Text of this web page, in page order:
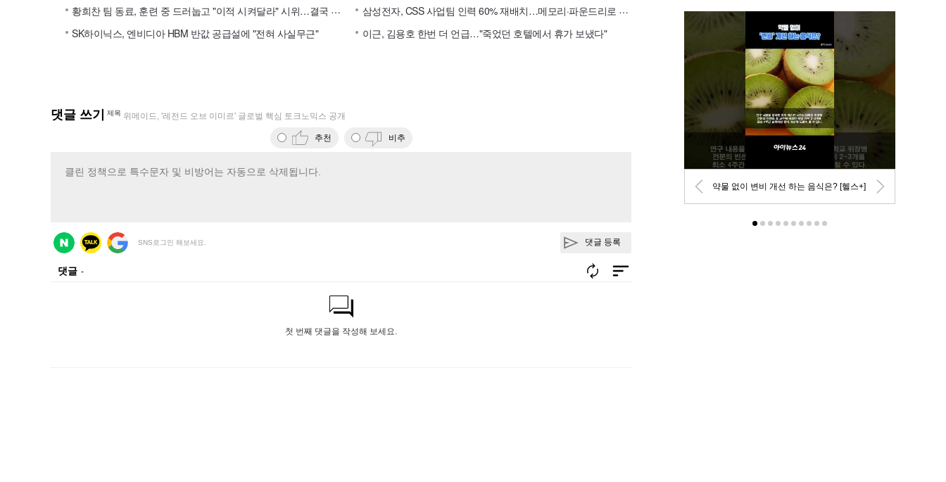
황
희찬 팀 동료, 훈련 중 드러눕고 "이적 시켜달라" 시위…결국 팀 훈련까지 취소
SK하이닉스, 엔비디아 HBM 반값 공급설에 "전혀 사실무근"
삼
성전자, CSS 사업팀 인력 60% 재배치…메모리·파운드리로 이동
이근, 김용호 한번 더 언급…"죽었던 호텔에서 휴가 보냈다"
댓글 쓰기 제목 위메이드, '레전드 오브 이미르' 글로벌 핵심 토크노믹스 공개
추천 비추
SNS로그인 해보세요. 댓글 등록
댓글 -
첫 번째 댓글을 작성해 보세요.
약물 없이 변비 개선 하는 음식은? [헬스+]